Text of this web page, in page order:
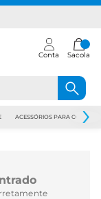
Conta Sacola
ACESSÓRIOS PARA